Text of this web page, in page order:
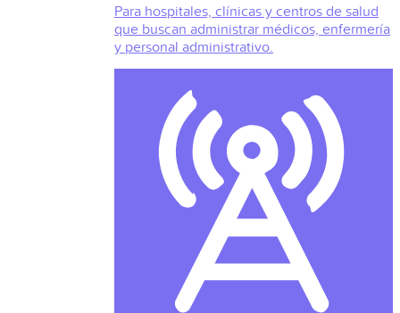
Para hospitales, clínicas y centros de salud
que buscan administrar médicos, enfermería
y personal administrativo.